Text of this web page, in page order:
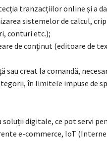
tranzacțiilor online și a
sistemelor de calcul,
conturi etc.);
de conținut (editoare de
sau creat la comandă,
în limitele impuse de
digitale, ce pot servi
e-commerce, IoT